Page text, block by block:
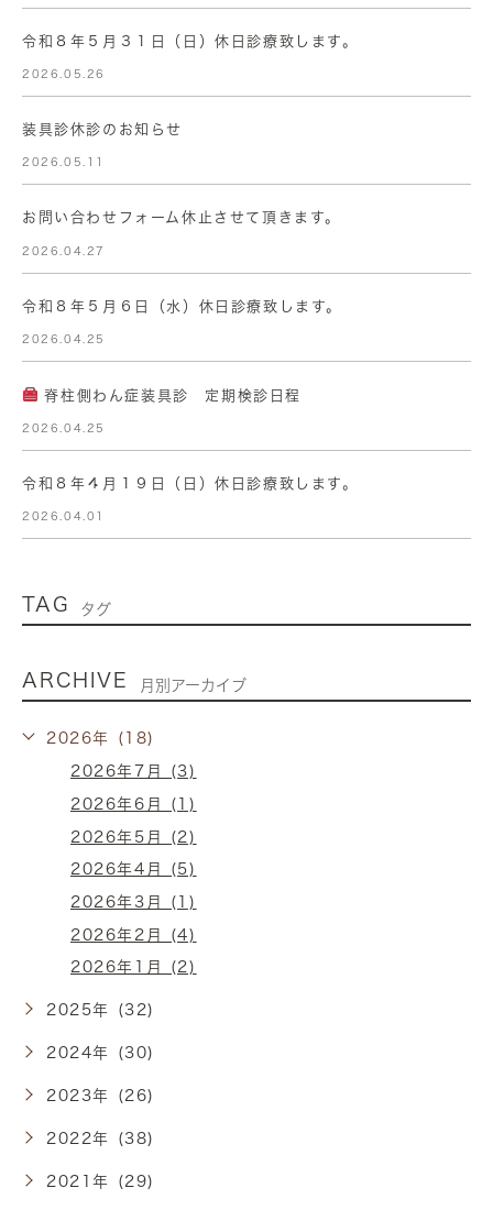
令和８年５月３１日（日）休日診療致します。
2026.05.26
装具診休診のお知らせ
2026.05.11
お問い合わせフォーム休止させて頂きます。
2026.04.27
令和８年５月６日（水）休日診療致します。
2026.04.25
脊柱側わん症装具診 定期検診日程
2026.04.25
令和８年４月１９日（日）休日診療致します。
2026.04.01
TAG タグ
ARCHIVE 月別アーカイブ
2026年 (18)
2026年7月 (3)
2026年6月 (1)
2026年5月 (2)
2026年4月 (5)
2026年3月 (1)
2026年2月 (4)
2026年1月 (2)
2025年 (32)
2024年 (30)
2023年 (26)
2022年 (38)
2021年 (29)